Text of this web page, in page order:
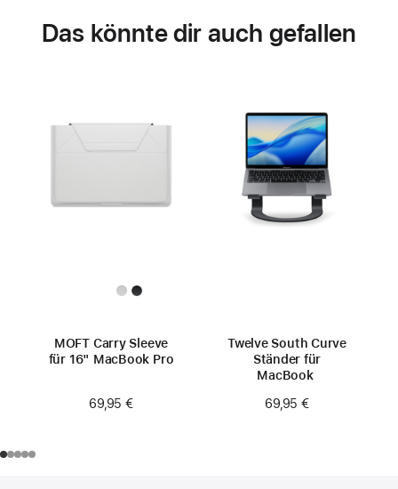
Das könnte dir auch gefallen
MOFT Carry Sleeve
für 16" MacBook Pro
69,95 €
Twelve South Curve
Ständer für
MacBook
69,95 €